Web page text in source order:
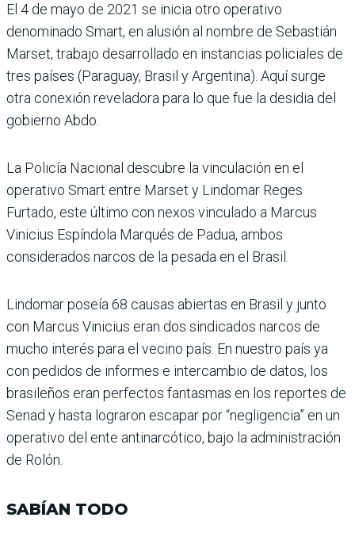
El 4 de mayo de 2021 se inicia otro operativo
denominado Smart, en alusión al nombre de Sebastián
Marset, trabajo desa­rrollado en instancias policiales de
tres países (Paraguay, Brasil y Argentina). Aquí surge
otra conexión reveladora para lo que fue la desidia del
gobierno Abdo.
La Policía Nacional descubre la vinculación en el
operativo Smart entre Marset y Lindo­mar Reges
Furtado, este último con nexos vinculado a Marcus
Vinicius Espíndola Marqués de Padua, ambos
considerados narcos de la pesada en el Brasil.
Lindomar poseía 68 causas abiertas en Brasil y junto
con Marcus Vinicius eran dos sindi­cados narcos de
mucho interés para el vecino país. En nuestro país ya
con pedidos de informes e intercambio de datos, los
bra­sileños eran perfectos fantas­mas en los reportes de
Senad y hasta lograron escapar por “negligencia” en un
operativo del ente antinarcótico, bajo la administración
de Rolón.
SABÍAN TODO